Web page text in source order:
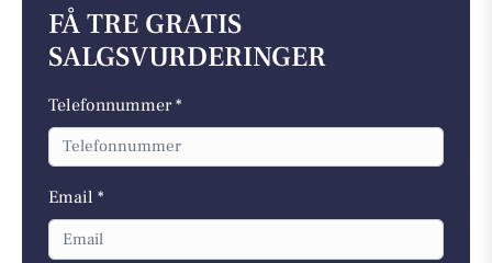
FÅ TRE GRATIS
SALGSVURDERINGER
Telefonnummer *
Email *